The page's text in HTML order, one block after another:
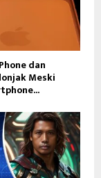
dan
Meski